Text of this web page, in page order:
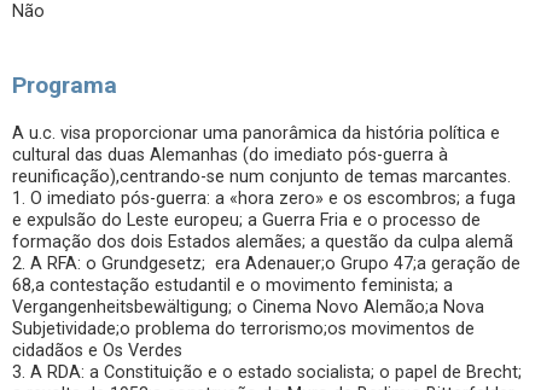
Não
Programa
A u.c. visa proporcionar uma panorâmica da história política e
cultural das duas Alemanhas (do imediato pós-guerra à
reunificação),centrando-se num conjunto de temas marcantes.
1. O imediato pós-guerra: a «hora zero» e os escombros; a fuga
e expulsão do Leste europeu; a Guerra Fria e o processo de
formação dos dois Estados alemães; a questão da culpa alemã
2. A RFA: o Grundgesetz; era Adenauer;o Grupo 47;a geração de
68,a contestação estudantil e o movimento feminista; a
Vergangenheitsbewältigung; o Cinema Novo Alemão;a Nova
Subjetividade;o problema do terrorismo;os movimentos de
cidadãos e Os Verdes
3. A RDA: a Constituição e o estado socialista; o papel de Brecht;